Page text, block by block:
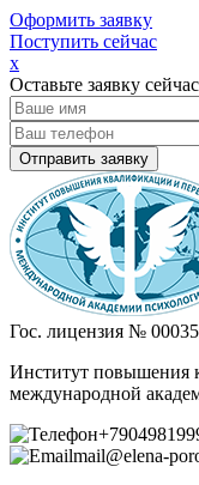
Оформить заявку
Поступить сейчас
х
Оставьте заявку сейчас
Гос. лицензия №
Институт повышения
международной
mail@elena-